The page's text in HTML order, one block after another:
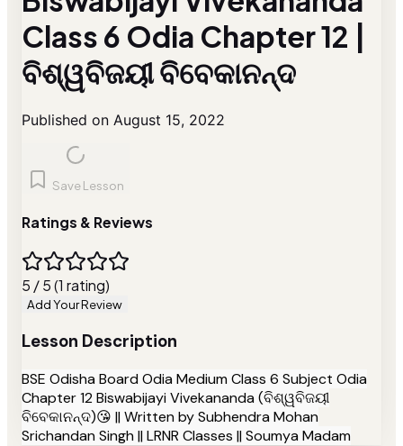
Class 6 Odia Chapter 12 |
ବିଶ୍ୱବିଜୟୀ ବିବେକାନନ୍ଦ
Published on August 15, 2022
Save Lesson
Ratings & Reviews
5 / 5 (1 rating)
Add Your Review
Lesson Description
BSE Odisha Board Odia Medium Class 6 Subject Odia
Chapter 12 Biswabijayi Vivekananda (ବିଶ୍ୱବିଜୟୀ
ବିବେକାନନ୍ଦ)😘 || Written by Subhendra Mohan
Srichandan Singh || LRNR Classes || Soumya Madam